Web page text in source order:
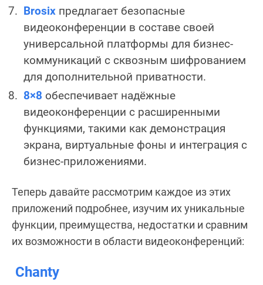
Brosix предлагает безопасные
видеоконференции в составе своей
универсальной платформы для бизнес-
коммуникаций с сквозным шифрованием
для дополнительной приватности.
8×8 обеспечивает надёжные
видеоконференции с расширенными
функциями, такими как демонстрация
экрана, виртуальные фоны и интеграция с
бизнес-приложениями.
Теперь давайте рассмотрим каждое из этих
приложений подробнее, изучим их уникальные
функции, преимущества, недостатки и сравним
их возможности в области видеоконференций:
Chanty